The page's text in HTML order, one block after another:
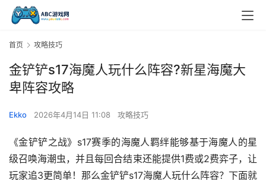
首页 攻略技巧
金铲铲s17海魔人玩什么阵容?新星海魔大
卑阵容攻略
Ekko 2026年4月14日 11:08 攻略技巧
《金铲铲之战》s17赛季的海魔人羁绊能够基于海魔人的星
级召唤海潮虫，并且每回合结束还能提供1费或2费弈子，让
玩家追3更简单！那么金铲铲s17海魔人玩什么阵容？下面就